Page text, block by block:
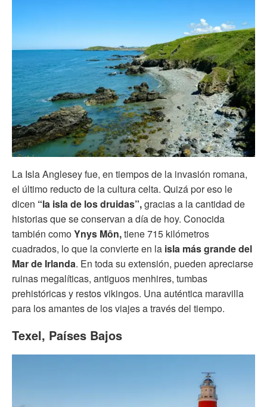
La Isla Anglesey fue, en tiempos de la invasión romana,
el último reducto de la cultura celta. Quizá por eso le
dicen “la isla de los druidas”,gracias a la cantidad de
historias que se conservan a día de hoy. Conocida
también comoYnys Môn,tiene 715 kilómetros
cuadrados, lo que la convierte en la isla más grande del
Mar de Irlanda. En toda su extensión, pueden apreciarse
ruinas megalíticas, antiguos menhires, tumbas
prehistóricas y restos vikingos. Una auténtica maravilla
para los amantes de los viajes a través del tiempo.
Texel, Países Bajos